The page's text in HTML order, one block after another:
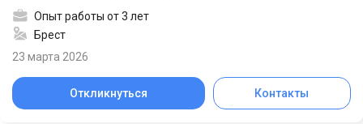
Опыт работы от 3 лет
Брест
23 марта 2026
Откликнуться Контакты